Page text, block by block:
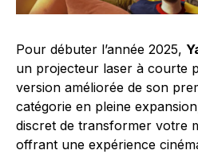
Pour débuter l’année 2025,
un projecteur laser à courte
version améliorée de son
catégorie en pleine
discret de transformer votre
offrant une expérience